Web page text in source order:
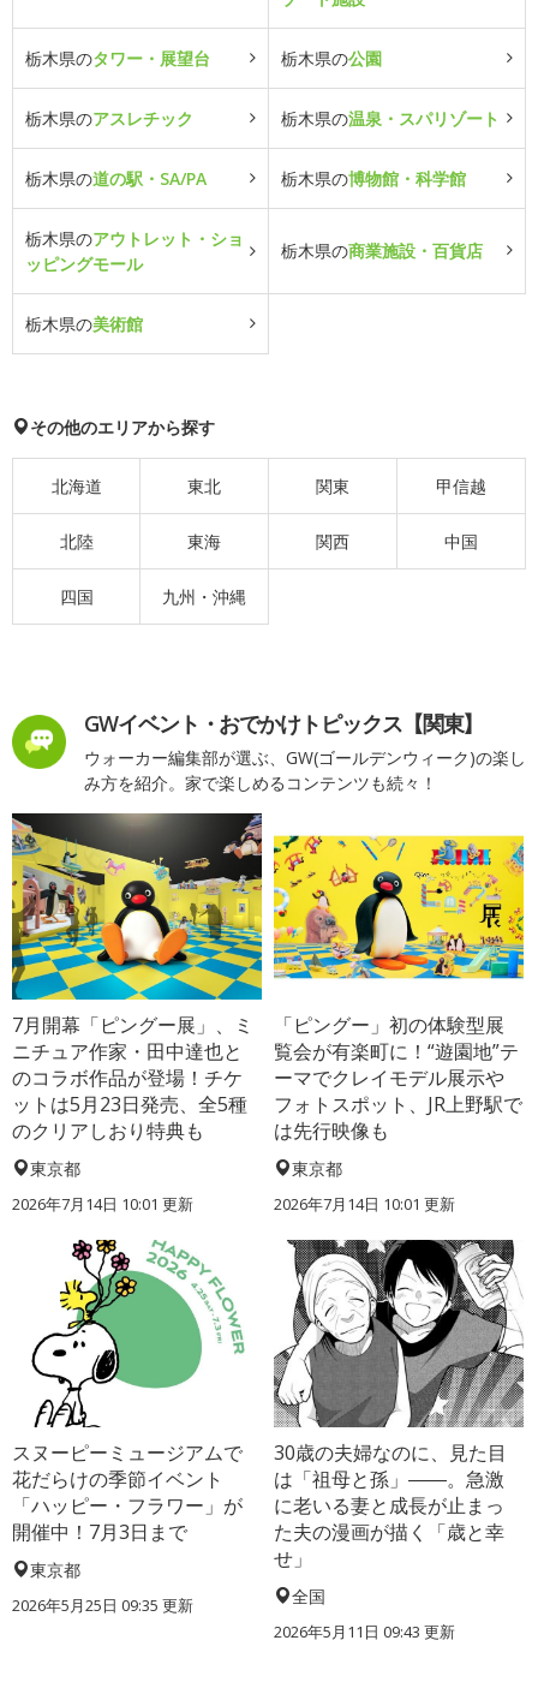
栃木県のタワー・展望台 栃木県の公園
栃木県のアスレチック 栃木県の温泉・スパリゾート
栃木県の道の駅・SA/PA 栃木県の博物館・科学館
栃木県のアウトレット・ショ
ッピングモール
栃木県の商業施設・百貨店
栃木県の美術館
その他のエリアから探す
北海道 東北 関東 甲信越
北陸 東海 関西 中国
四国 九州・沖縄
GWイベント・おでかけトピックス【関東】
ウォーカー編集部が選ぶ、GW(ゴールデンウィーク)の楽し
み方を紹介。家で楽しめるコンテンツも続々！
7月開幕「ピングー展」、ミ
ニチュア作家・田中達也と
のコラボ作品が登場！チケ
ットは5月23日発売、全5種
のクリアしおり特典も
東京都
2026年7月14日 10:01 更新
「ピングー」初の体験型展
覧会が有楽町に！“遊園地”テ
ーマでクレイモデル展示や
フォトスポット、JR上野駅で
は先行映像も
東京都
2026年7月14日 10:01 更新
スヌーピーミュージアムで
花だらけの季節イベント
「ハッピー・フラワー」が
開催中！7月3日まで
東京都
2026年5月25日 09:35 更新
30歳の夫婦なのに、見た目
は「祖母と孫」――。急激
に老いる妻と成長が止まっ
た夫の漫画が描く「歳と幸
せ」
全国
2026年5月11日 09:43 更新